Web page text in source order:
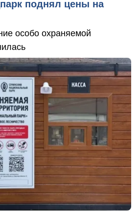
поднял цены на
особо охраняемой